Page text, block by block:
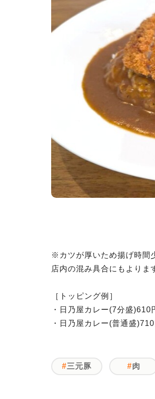
※カツが厚いため揚げ時間
店内の混み具合にもよりま
［トッピング例］
・日乃屋カレー(7分盛
・日乃屋カレー(普通盛
三元豚 肉